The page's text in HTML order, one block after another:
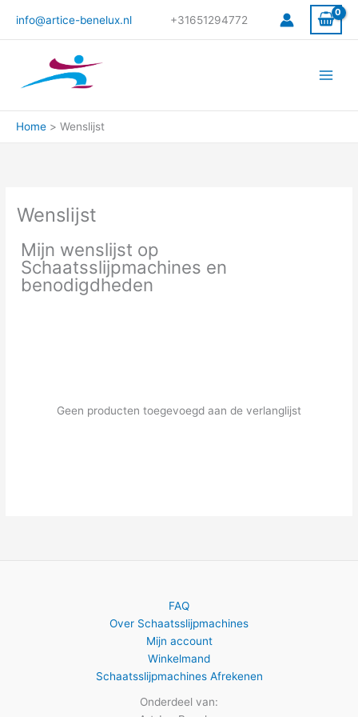
naar
de
info@artice-benelux.nl +31651294772
Home Wenslijst
Wenslijst
Mijn wenslijst op
Schaatsslijpmachines en
benodigdheden
Geen producten toegevoegd aan de verlanglijst
FAQ
Over Schaatsslijpmachines
Mijn account
Winkelmand
Schaatsslijpmachines Afrekenen
Onderdeel van: